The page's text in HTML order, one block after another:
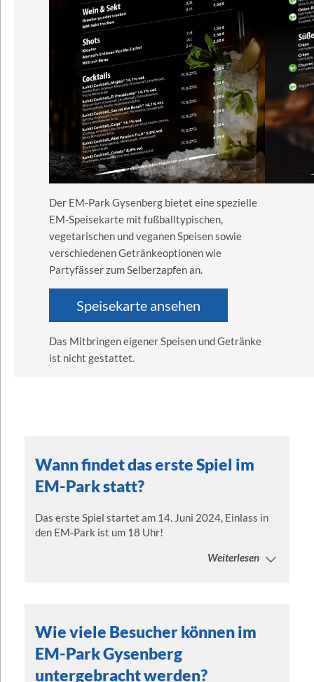
Der EM-Park Gysenberg bietet eine spezielle
EM-Speisekarte mit fußballtypischen,
vegetarischen und veganen Speisen sowie
verschiedenen Getränkeoptionen wie
Partyfässer zum Selberzapfen an.
Speisekarte ansehen
Das Mitbringen eigener Speisen und Getränke
ist nicht gestattet.
Wann findet das erste Spiel im
EM-Park statt?
Das erste Spiel startet am 14. Juni 2024, Einlass in
den EM-Park ist um 18 Uhr!
Weiterlesen
Wie viele Besucher können im
EM-Park Gysenberg
untergebracht werden?